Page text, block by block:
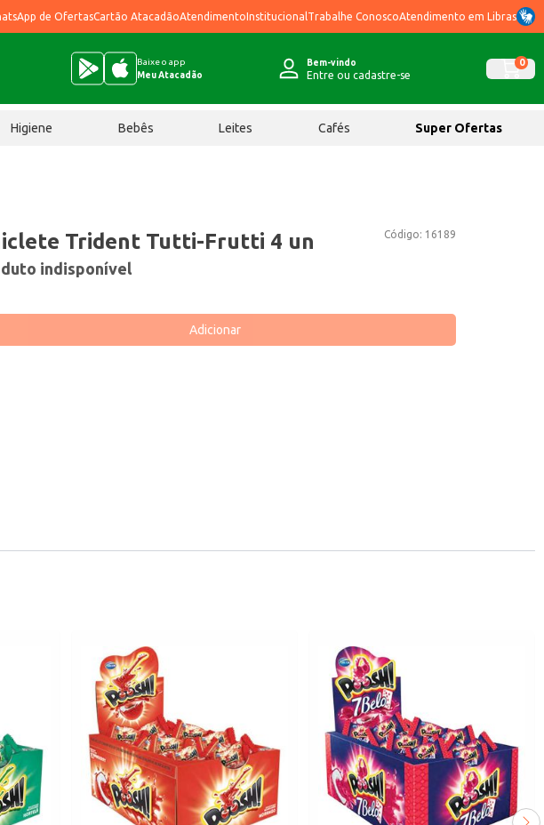
de OfertasCartão AtacadãoAtendimentoInstitucional Trabalhe ConoscoAtendimento em Libras
Baixe o app
Meu Atacadão
Bem-vindo
Entre ou cadastre-se
0
Higiene Bebês Leites Cafés Super Ofertas
Código: 16189
Trident Tutti-Frutti 4 un
indisponível
Adicionar